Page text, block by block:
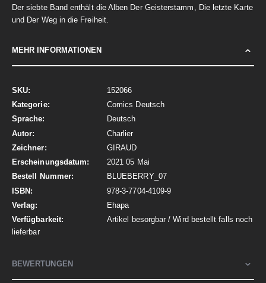
Der siebte Band enthält die Alben Der Geisterstamm, Die letzte Karte
und Der Weg in die Freiheit.
MEHR INFORMATIONEN
Mehr
Informationen
152066
Comics Deutsch
Deutsch
Charlier
GIRAUD
2021 05 Mai
BLUEBERRY_07
978-3-7704-4109-9
Ehapa
Artikel besorgbar / Wird bestellt falls noch
lieferbar
BEWERTUNGEN